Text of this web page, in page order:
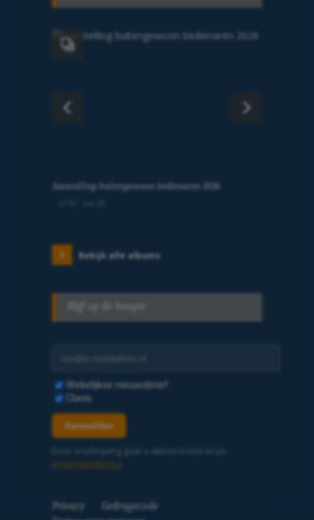
Aanstelling buitengewoon bedienaren 2026
Bekijk alle albums
Selecteer nieuwsbrieven
Wekelijkse nieuwsbrief
Clavis
Aanmelden
Door inschrijving gaat u akkoord met onze
privacyverklaring
Privacy
Gedragscode